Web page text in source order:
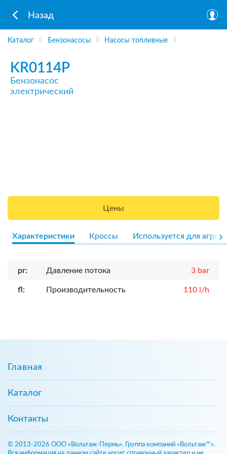
Назад
Каталог Бензонасосы Насосы топливные
KR0114P
Бензонасос
электрический
Цены
Характеристики Кроссы Используется для
pr: Давление потока 3 bar
fl: Производительность 110 l/h
Главная
Каталог
Контакты
© 2013-2026 ООО «Вольтаж-Пермь». Группа компаний «Вольтаж™».